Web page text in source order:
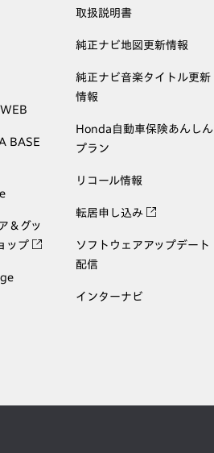
BASE
＆グッ
ップ
取扱説明書
純正ナビ地図更新情報
純正ナビ音楽タイトル更新
情報
Honda自動車保険あんしん
プラン
リコール情報
転居申し込み
ソフトウェアアップデート
配信
インターナビ